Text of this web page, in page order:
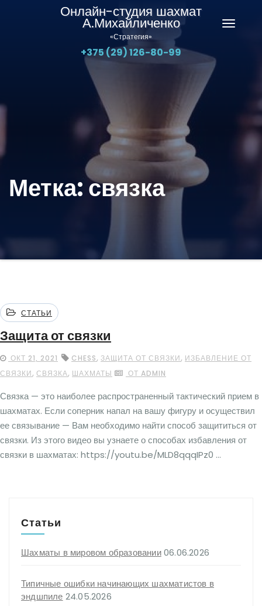
Онлайн-студия шахмат
А.Михайличенко
«Стратегия»
+375 (29) 126-80-99
Метка:связка
СТАТЬИ
Защита от связки
ОКТ 21, 2021 CHESS, ЗАЩИТА ОТ СВЯЗКИ, ИЗБАВЛЕНИЕ ОТ
СВЯЗКИ, СВЯЗКА, ШАХМАТЫ ОТ ADMIN
Связка — это наиболее распространенный тактический прием в
шахматах. Если соперник напал на вашу фигуру и осуществил
ее связывание — Вам необходимо найти способ защититься от
связки. Из этого видео вы узнаете о способах избавления от
связки в шахматах: https://youtu.be/MLD8qqqIPz0 ...
Статьи
Шахматы в мировом образовании 06.06.2026
Типичные ошибки начинающих шахматистов в
эндшпиле 24.05.2026